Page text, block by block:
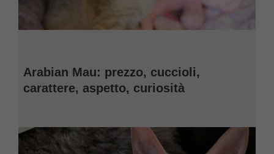
Arabian Mau: prezzo, cuccioli,
carattere, aspetto, curiosità